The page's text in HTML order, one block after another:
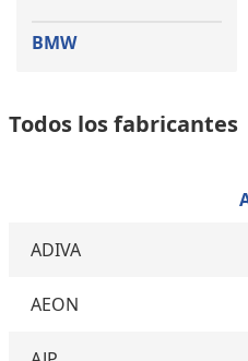
BMW
Todos los fabricantes
ADIVA
AEON